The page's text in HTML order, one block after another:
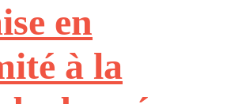
en
à la